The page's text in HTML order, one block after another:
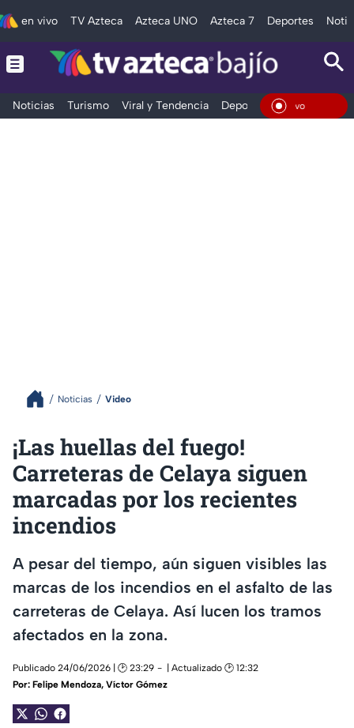
en vivo TV Azteca Azteca UNO Azteca 7 Deportes
Noticias Turismo Viral y Tendencia Deportes Espectáculos
En Vivo
Noticias Video
¡Las huellas del fuego!
Carreteras de Celaya siguen
marcadas por los recientes
incendios
A pesar del tiempo, aún siguen visibles las
marcas de los incendios en el asfalto de las
carreteras de Celaya. Así lucen los tramos
afectados en la zona.
Publicado 24/06/2026 | 🕑 23:29
| Actualizado 🕑 12:32
Por: Felipe Mendoza, Víctor Gómez